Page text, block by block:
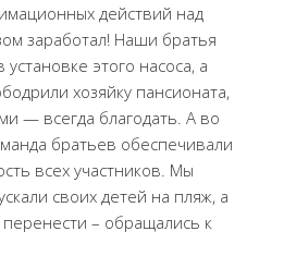
действий над
заработал! Наши братья
этого насоса, а
хозяйку пансионата,
— всегда благодать. А во
братьев обеспечивали
всех участников. Мы
своих детей на пляж, а
– обращались к